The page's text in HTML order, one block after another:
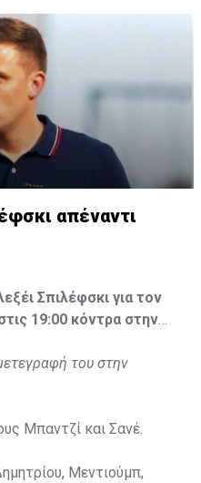
απέναντι
Σπιλέφσκι για τον
19:00 κόντρα στην
του στην
Μπαντζί και Σανέ.
Μεντιούμπ,